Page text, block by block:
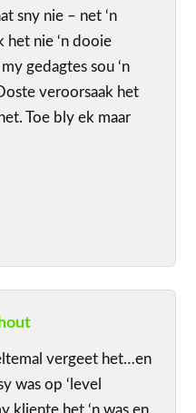
sny nie – net ‘n
het nie ‘n dooie
gedagtes sou ‘n
veroorsaak het
Toe bly ek maar
vergeet het…en
was op ‘level
kliente het ‘n was en